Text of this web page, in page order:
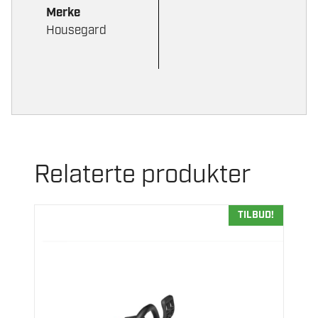
Merke
Housegard
Relaterte produkter
TILBUD!